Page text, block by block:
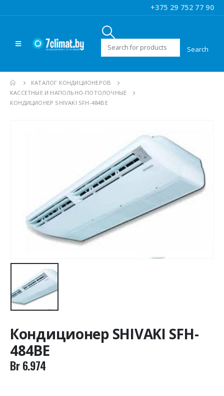
+375 29 752 77 90
Искать:
КАТАЛОГ КОНДИЦИОНЕРОВ
КАССЕТНЫЕ И НАПОЛЬНО-ПОТОЛОЧНЫЕ
КОНДИЦИОНЕР SHIVAKI SFH-484BE
Кондиционер SHIVAKI SFH-
484BE
Br6.974